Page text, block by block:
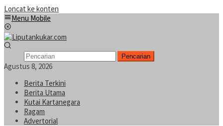
Loncat ke konten
Menu Mobile
Pencarian
Agustus 8, 2026
Berita Terkini
Berita Utama
Kutai Kartanegara
Ragam
Advertorial